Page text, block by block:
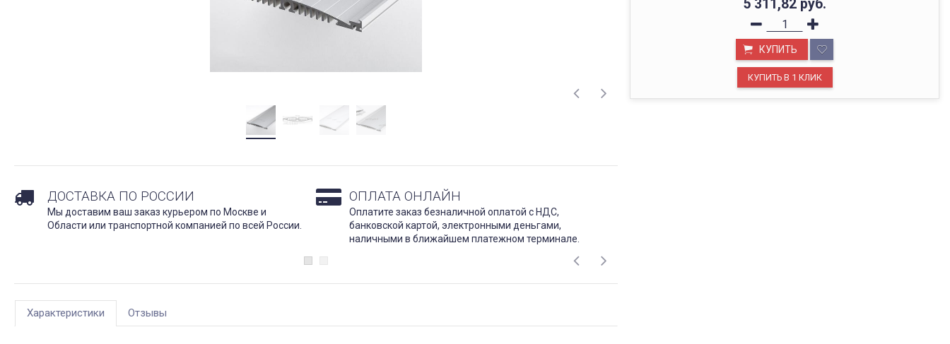
5 311,82 руб.
КУПИТЬ
ДОСТАВКА ПО РОССИИ
Мы доставим ваш заказ курьером по Москве и
Области или транспортной компанией по всей России.
ОПЛАТА ОНЛАЙН
Оплатите заказ безналичной оплатой с НДС,
банковской картой, электронными деньгами,
наличными в ближайшем платежном терминале.
Характеристики Отзывы